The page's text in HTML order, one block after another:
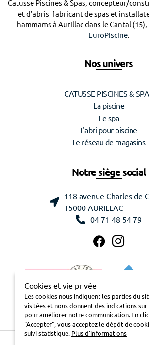
Catusse Piscines & Spas, concepteur/
et d’abris, fabricant de spas et
hammams à Aurillac dans le Cantal
EuroPiscine.
Nos univers
CATUSSE PISCINES &
La piscine
Le spa
L'abri pour piscine
Le réseau de magasins
Notre siège social
118 avenue Charles de
15000 AURILLAC
04 71 48 54 79
Cookies et vie privée
Les cookies nous indiquent les parties du
visitées et nous donnent des indications
pour améliorer notre communication. En
"Accepter", vous acceptez le dépôt de
suivi statistique. Plus d'informations